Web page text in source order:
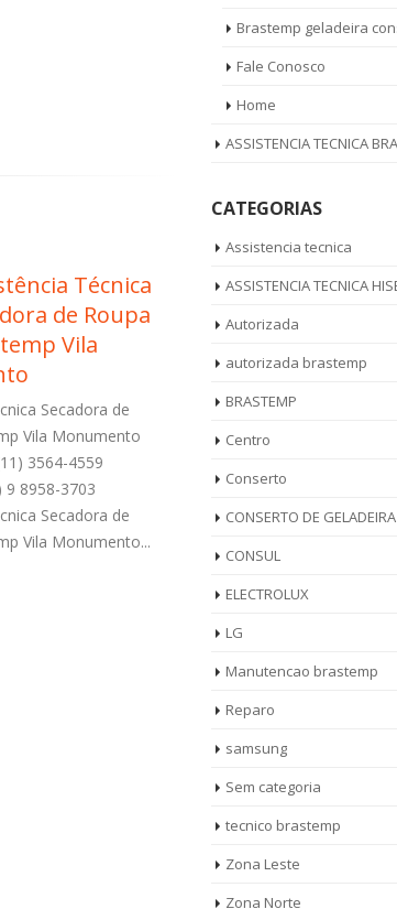
Autorizada Ar
Condicionado
Brastemp Parque
Neri
Ar Condicionado Brastemp
João Neri Ligue Agora
4559 WhatsApp (11) 9
Autorizada Ar Condicionado
Parque Dom João Neri...
11
set
Brastemp Jardim
! (11) 3564-4559
Seca Brastemp
read more
Brastemp geladeira
Fale Conosco
Home
ASSISTENCIA TECNICA
CATEGORIAS
Assistencia tecnica
ASSISTENCIA TECNICA
Autorizada
autorizada brastemp
BRASTEMP
Centro
Conserto
CONSERTO DE GELADEIRA
CONSUL
ELECTROLUX
LG
Manutencao brastemp
Reparo
samsung
Sem categoria
tecnico brastemp
Zona Leste
Zona Norte